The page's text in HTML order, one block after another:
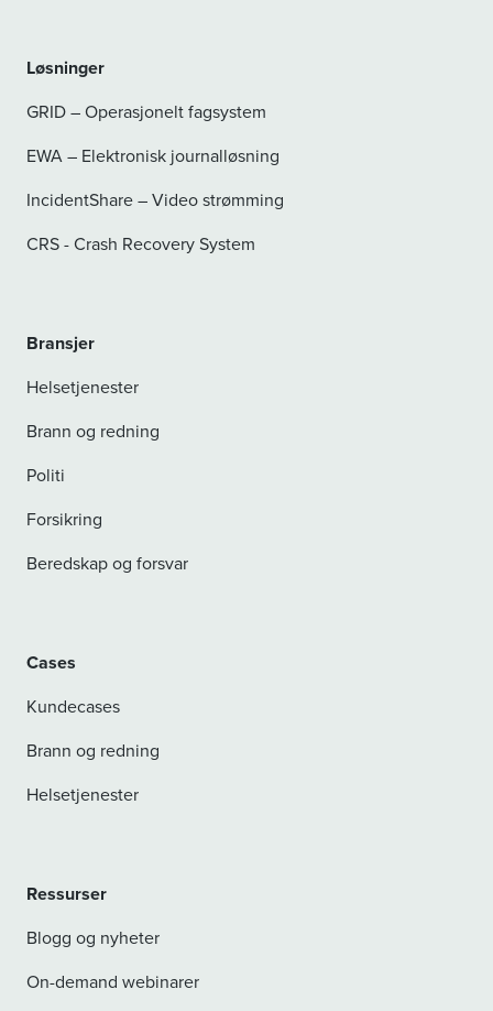
Løsninger
GRID – Operasjonelt fagsystem
EWA – Elektronisk journalløsning
IncidentShare – Video strømming
CRS - Crash Recovery System
Bransjer
Helsetjenester
Brann og redning
Politi
Forsikring
Beredskap og forsvar
Cases
Kundecases
Brann og redning
Helsetjenester
Ressurser
Blogg og nyheter
On-demand webinarer